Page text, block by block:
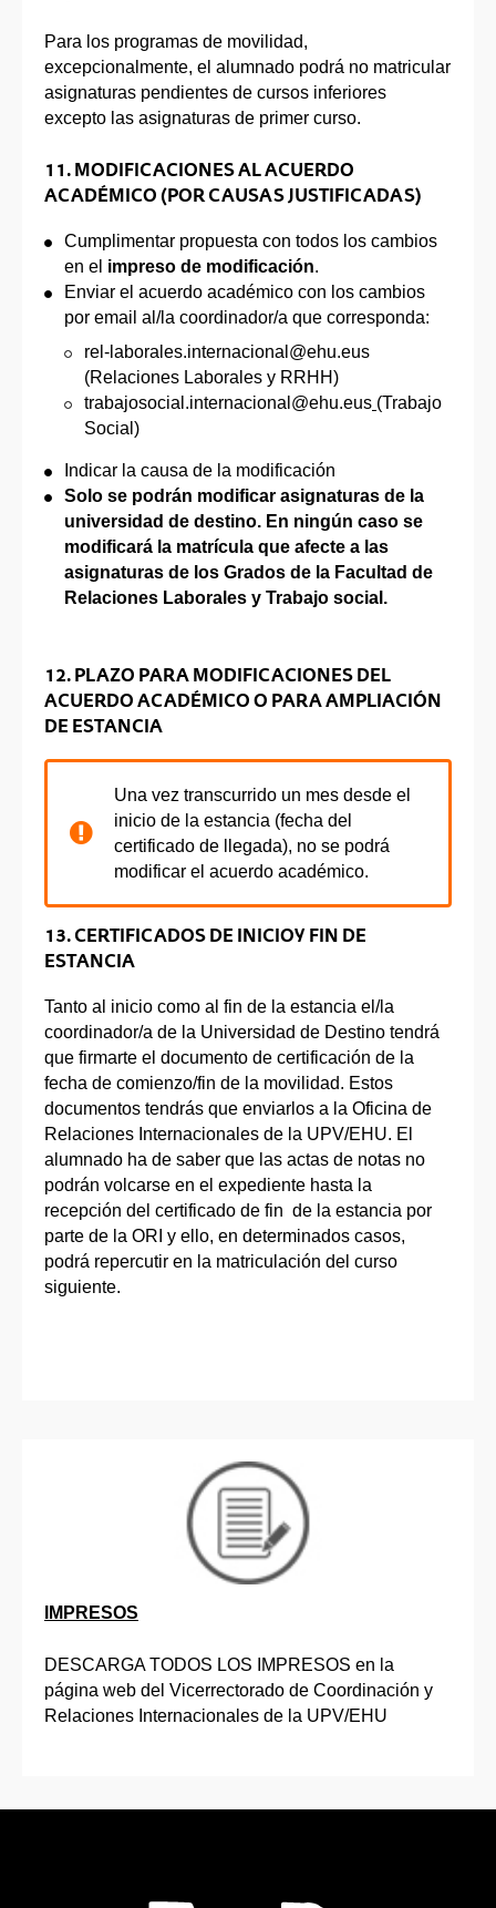
Para los programas de movilidad,
excepcionalmente, el alumnado podrá no matricular
asignaturas pendientes de cursos inferiores
excepto las asignaturas de primer curso.
11. MODIFICACIONES AL ACUERDO
ACADÉMICO (POR CAUSAS JUSTIFICADAS)
Cumplimentar propuesta con todos los cambios
en el impreso de modificación.
Enviar el acuerdo académico con los cambios
por email al/la coordinador/a que corresponda:
rel-laborales.internacional@ehu.eus
(Relaciones Laborales y RRHH)
trabajosocial.internacional@ehu.eus (Trabajo
Social)
Indicar la causa de la modificación
Solo se podrán modificar asignaturas de la
universidad de destino. En ningún caso se
modificará la matrícula que afecte a las
asignaturas de los Grados de la Facultad de
Relaciones Laborales y Trabajo social.
12. PLAZO PARA MODIFICACIONES DEL
ACUERDO ACADÉMICO O PARA AMPLIACIÓN
DE ESTANCIA
Una vez transcurrido un mes desde el
inicio de la estancia (fecha del
certificado de llegada), no se podrá
modificar el acuerdo académico.
13. CERTIFICADOS DE INICIO Y FIN DE
ESTANCIA
Tanto al inicio como al fin de la estancia el/la
coordinador/a de la Universidad de Destino tendrá
que firmarte el documento de certificación de la
fecha de comienzo/fin de la movilidad. Estos
documentos tendrás que enviarlos a la Oficina de
Relaciones Internacionales de la UPV/EHU. El
alumnado ha de saber que las actas de notas no
podrán volcarse en el expediente hasta la
recepción del certificado de fin de la estancia por
parte de la ORI y ello, en determinados casos,
podrá repercutir en la matriculación del curso
siguiente.
IMPRESOS
DESCARGA TODOS LOS IMPRESOS en la
página web del Vicerrectorado de Coordinación y
Relaciones Internacionales de la UPV/EHU